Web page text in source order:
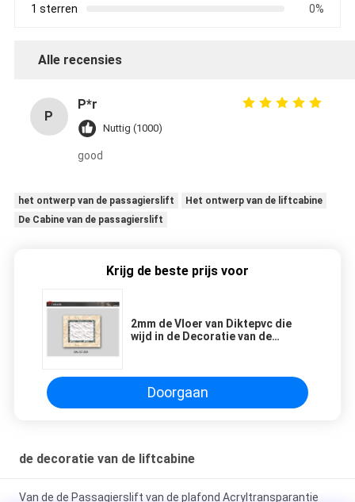
1 sterren
0%
Alle recensies
P
P*r
Nuttig (1000)
good
het ontwerp van de passagierslift
Het ontwerp van de liftcabine
De Cabine van de passagierslift
Krijg de beste prijs voor
2mm de Vloer van Diktepvc die
wijd in de Decoratie van de
Doorgaan
de decoratie van de liftcabine
Van de de Passagierslift van de plafond Acryltransparantie